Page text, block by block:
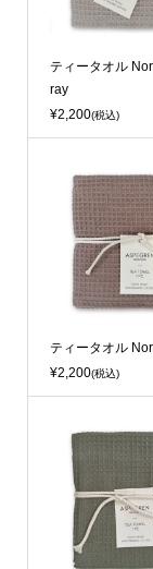
ティータオル
ray
¥2,200(税込)
ティータオル
¥2,200(税込)